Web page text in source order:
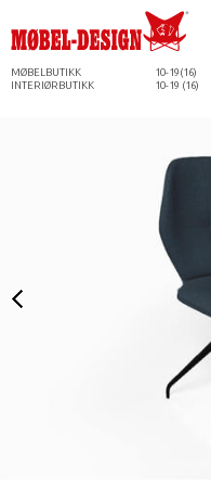
MØBELBUTIKK 10-19(16)
INTERIØRBUTIKK
10-19 (16)